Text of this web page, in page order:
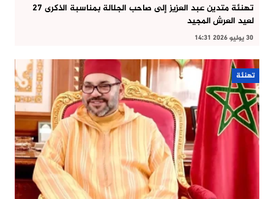
تهنئة متدين عبد العزيز إلى صاحب الجلالة بمناسبة الذكرى 27
لعيد العرش المجيد
30 يوليو 2026 14:31
تهنئة